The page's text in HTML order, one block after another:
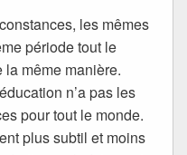
les mêmes
période tout le
la même manière.
n’a pas les
pour tout le monde.
plus subtil et moins